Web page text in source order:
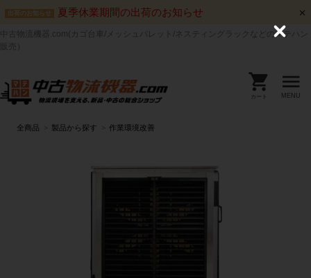
出荷のお知らせ 夏季休業期間の出荷のお知らせ
中古物流機器.com(カゴ台車/メッシュパレット/ネスティングラックなどのマテハン
カート MENU
全商品 製品から探す 作業環境改善
C
e